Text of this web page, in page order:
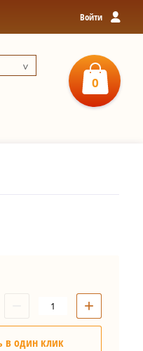
Войти
0
+
в один клик